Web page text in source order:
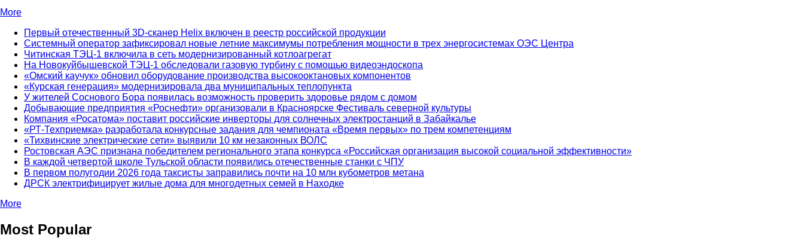
More
Первый отечественный 3D-сканер Helix включен в реестр российской продукции
Системный оператор зафиксировал новые летние максимумы потребления мощности в трех энергосистемах ОЭС Центра
Читинская ТЭЦ-1 включила в сеть модернизированный котлоагрегат
На Новокуйбышевской ТЭЦ-1 обследовали газовую турбину с помощью видеоэндоскопа
«Омский каучук» обновил оборудование производства высокооктановых компонентов
«Курская генерация» модернизировала два муниципальных теплопункта
У жителей Соснового Бора появилась возможность проверить здоровье рядом с домом
Добывающие предприятия «Роснефти» организовали в Красноярске Фестиваль северной культуры
Компания «Росатома» поставит российские инверторы для солнечных электростанций в Забайкалье
«РТ-Техприемка» разработала конкурсные задания для чемпионата «Время первых» по трем компетенциям
«Тихвинские электрические сети» выявили 10 км незаконных ВОЛС
Ростовская АЭС признана победителем регионального этапа конкурса «Российская организация высокой социальной эффективности»
В каждой четвертой школе Тульской области появились отечественные станки с ЧПУ
В первом полугодии 2026 года таксисты заправились почти на 10 млн кубометров метана
ДРСК электрифицирует жилые дома для многодетных семей в Находке
More
Most Popular